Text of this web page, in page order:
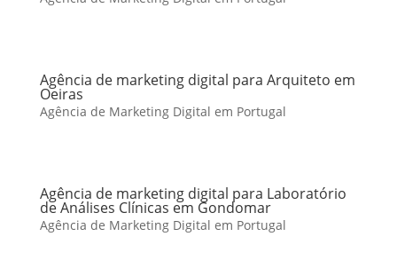
Agência de marketing digital para Arquiteto em
Oeiras
Agência de Marketing Digital em Portugal
Agência de marketing digital para Laboratório
de Análises Clínicas em Gondomar
Agência de Marketing Digital em Portugal